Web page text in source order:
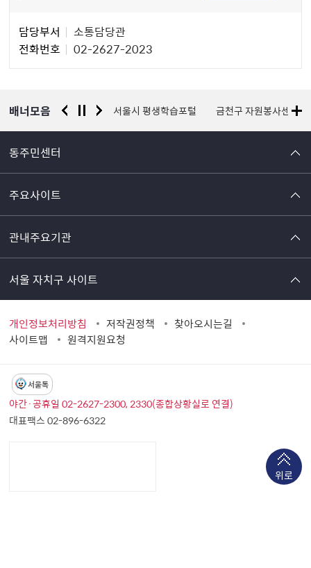
자
담당부서
소통담당관
전화번호
02-2627-2023
배너모음
경찰청 유실물 통합포털 서울시 평생학습포털 금천구 자원봉사센터
동주민센터
주요사이트
관내주요기관
서울 자치구 사이트
개인정보처리방침 저작권정책
찾아오시는길
사이트맵
원격지원요청
위로
서울톡
야간·공휴일 02-2627-2300, 2330(종합상황실로 연결)
대표팩스 02-896-6322